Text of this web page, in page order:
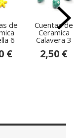
de
6
€
Cuentas de
Ceramica
Calavera 3
2,50 €